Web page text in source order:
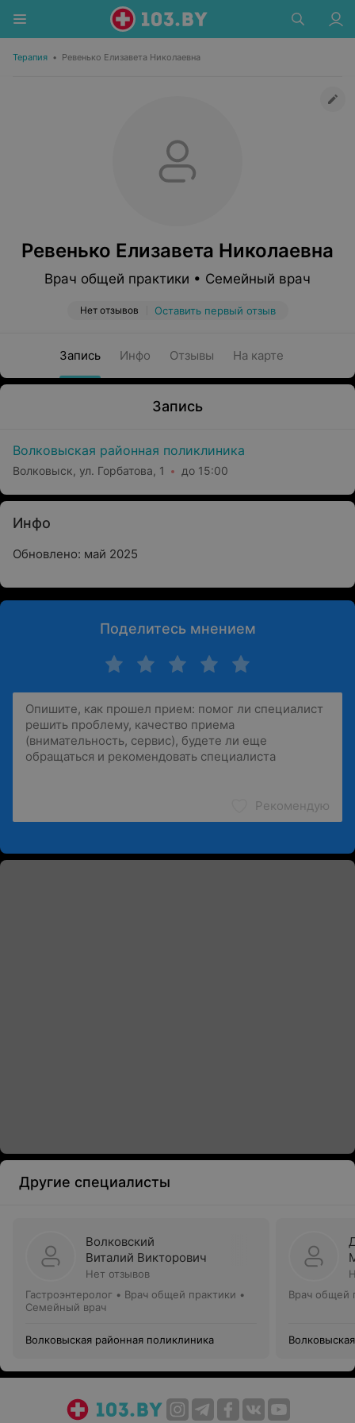
Терапия • Ревенько Елизавета Николаевна
Ревенько Елизавета Николаевна
Врач общей практики • Семейный врач
Нет отзывов Оставить первый отзыв
Запись Инфо Отзывы На карте
Запись
Волковыская районная поликлиника
Волковыск, ул. Горбатова, 1 до 15:00
Инфо
Обновлено: май 2025
Поделитесь мнением
Рекомендую
Другие специалисты
Волковский
Виталий Викторович
Нет отзывов
Гастроэнтеролог • Врач общей практики •
Семейный врач
Волковыская районная поликлиника
Врач общей